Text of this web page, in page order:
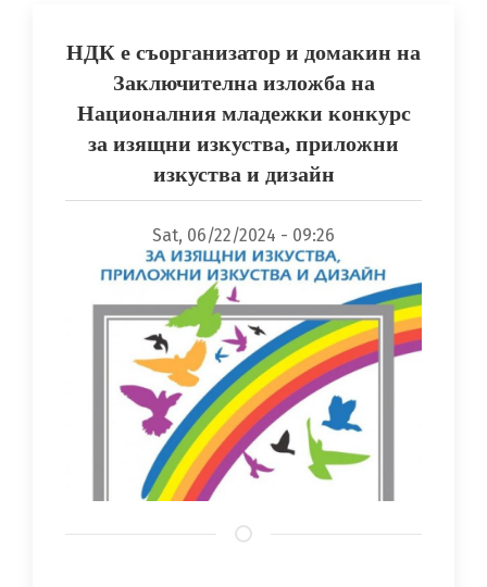
НДК е съорганизатор и домакин на
Заключителна изложба на
Националния младежки конкурс
за изящни изкуства, приложни
изкуства и дизайн
Sat, 06/22/2024 - 09:26